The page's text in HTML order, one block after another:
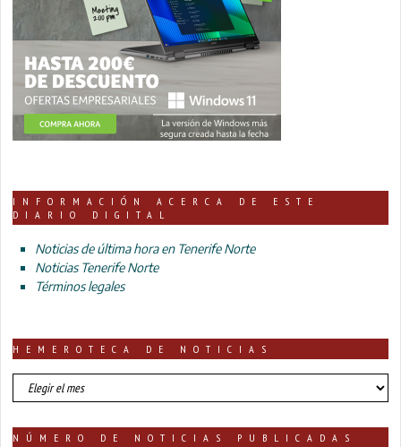
INFORMACIÓN ACERCA DE ESTE
DIARIO DIGITAL
Noticias de última hora en Tenerife Norte
Noticias Tenerife Norte
Términos legales
HEMEROTECA DE NOTICIAS
HEMEROTECA
DE
NÚMERO DE NOTICIAS PUBLICADAS